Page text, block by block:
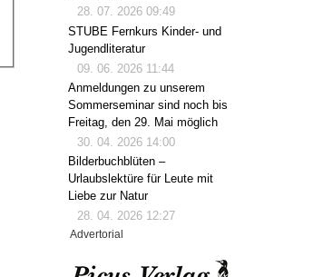
28. 07. 2026 09:49
STUBE Fernkurs Kinder- und
Jugendliteratur
09. 06. 2026 11:44
Anmeldungen zu unserem
Sommerseminar sind noch bis
Freitag, den 29. Mai möglich
30. 04. 2026 14:00
Bilderbuchblüten –
Urlaubslektüre für Leute mit
Liebe zur Natur
28. 04. 2026 12:27
Advertorial